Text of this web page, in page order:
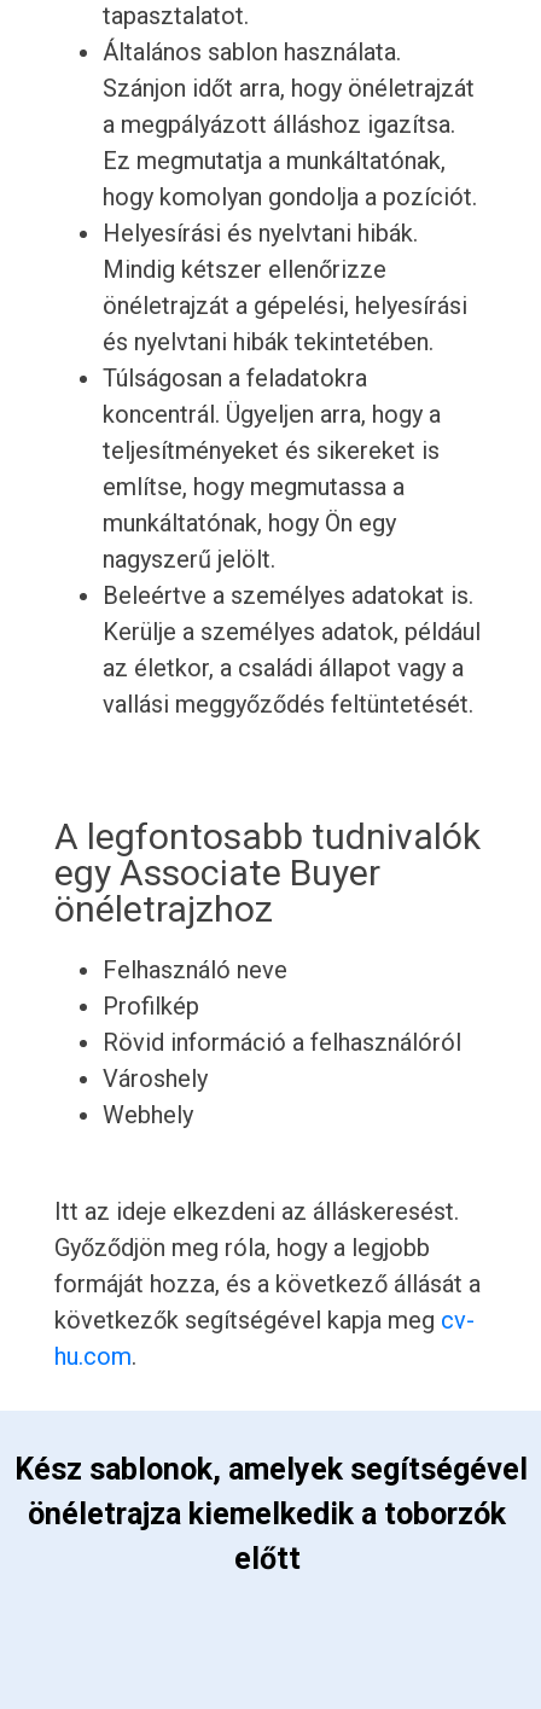
tapasztalatot.
Általános sablon használata.
Szánjon időt arra, hogy önéletrajzát
a megpályázott álláshoz igazítsa.
Ez megmutatja a munkáltatónak,
hogy komolyan gondolja a pozíciót.
Helyesírási és nyelvtani hibák.
Mindig kétszer ellenőrizze
önéletrajzát a gépelési, helyesírási
és nyelvtani hibák tekintetében.
Túlságosan a feladatokra
koncentrál. Ügyeljen arra, hogy a
teljesítményeket és sikereket is
említse, hogy megmutassa a
munkáltatónak, hogy Ön egy
nagyszerű jelölt.
Beleértve a személyes adatokat is.
Kerülje a személyes adatok, például
az életkor, a családi állapot vagy a
vallási meggyőződés feltüntetését.
A legfontosabb tudnivalók
egy Associate Buyer
önéletrajzhoz
Felhasználó neve
Profilkép
Rövid információ a felhasználóról
Városhely
Webhely
Itt az ideje elkezdeni az álláskeresést.
Győződjön meg róla, hogy a legjobb
formáját hozza, és a következő állását a
következők segítségével kapja meg cv-
hu.com.
önéletrajza kiemelkedik a toborzók
előtt